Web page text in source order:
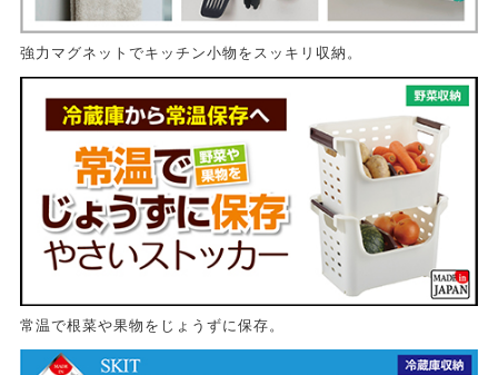
強力マグネットでキッチン小物をスッキリ収納。
常温で根菜や果物をじょうずに保存。